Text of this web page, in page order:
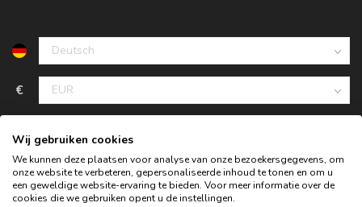
€
Wij gebruiken cookies
We kunnen deze plaatsen voor analyse van onze bezoekersgegevens, om
onze website te verbeteren, gepersonaliseerde inhoud te tonen en om u
een geweldige website-ervaring te bieden. Voor meer informatie over de
cookies die we gebruiken opent u de instellingen.